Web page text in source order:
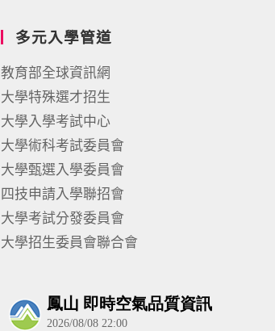
多元入學管道
教育部全球資訊網
大學特殊選才招生
大學入學考試中心
大學術科考試委員會
大學甄選入學委員會
四技申請入學聯招會
大學考試分發委員會
大學招生委員會聯合會